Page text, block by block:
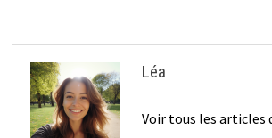
Léa
Voir tous les articles